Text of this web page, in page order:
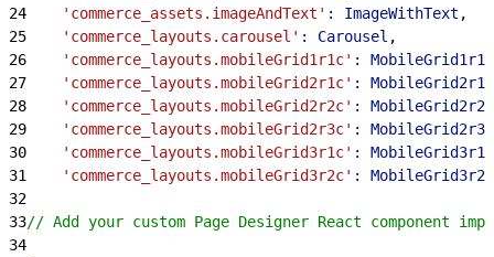
24
    'commerce_assets.imageAndText'
: ImageWithText ,
25
    'commerce_layouts.carousel'
: Carousel ,
26
    'commerce_layouts.mobileGrid1r1c'
:
MobileGrid1r1c
27
    'commerce_layouts.mobileGrid2r1c'
:
MobileGrid2r1c
28
    'commerce_layouts.mobileGrid2r2c'
:
MobileGrid2r2c
29
    'commerce_layouts.mobileGrid2r3c'
:
MobileGrid2r3c
30
    'commerce_layouts.mobileGrid3r1c'
:
MobileGrid3r1c
31
    'commerce_layouts.mobileGrid3r2c'
:
MobileGrid3r2c
32
33// Add your custom Page Designer React component
34